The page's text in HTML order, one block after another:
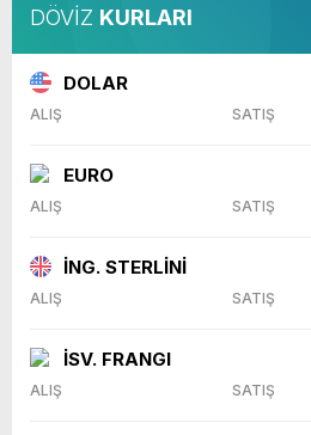
DÖVİZ KURLARI
DOLAR
ALIŞ SATIŞ
EURO
ALIŞ SATIŞ
İNG. STERLİNİ
ALIŞ SATIŞ
İSV. FRANGI
ALIŞ SATIŞ